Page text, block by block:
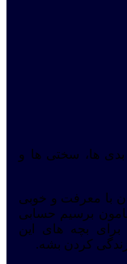
ها، سختی ها و
با معرفت و خوبی
برسیم حسابی
برای بچه های این
کردن بشه.